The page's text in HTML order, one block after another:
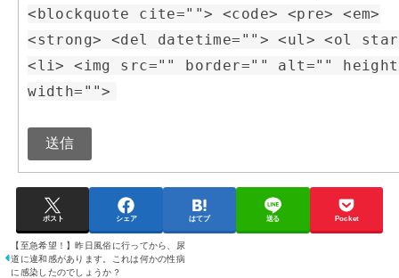
<blockquote cite=""> <code> <pre> <em>
<strong> <del datetime=""> <ul> <ol
<li> <img src="" border="" alt=""
width="">
送信
ポスト シェア はてブ 送る Pocket
【至急希望！】昨日風俗に行ってから、尿
道に違和感があります。これは何かの性病
に感染したのでしょうか？